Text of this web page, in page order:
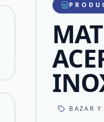
Compartir por mail
Compartir en Facebook
Compartir en X
BAZAR Y